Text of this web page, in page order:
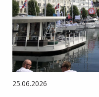
25.06.2026